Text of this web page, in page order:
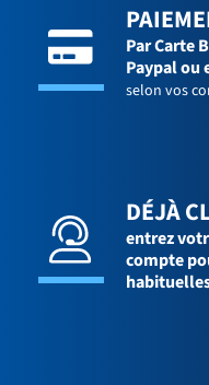
Par Carte
Paypal ou
selon vos
DÉJÀ
entrez
compte